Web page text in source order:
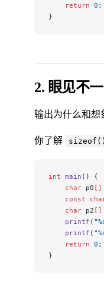
    return
0 ;
}
2. 眼见不
输出为什么和想
你了解 sizeof()
int main () {
    char
p0 []
    const
    char
p2 []
    printf
( "
    printf
( "
    return
0 ;
}